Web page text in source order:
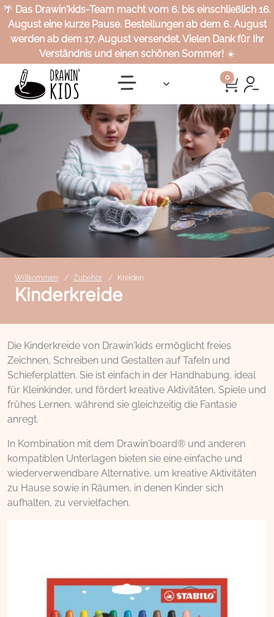
🌴 Das Drawin'kids-Team macht vom 6. bis einschließlich 16.
August eine kurze Pause. Bestellungen ab dem 6. August
werden ab dem 17. August versendet. Vielen Dank für Ihr
Verständnis und einen schönen Sommer!☀️
0
Willkommen Zubehör Kreiden
Kinderkreide
Die Kinderkreide von Drawin'kids ermöglicht freies
Zeichnen, Schreiben und Gestalten auf Tafeln und
Schieferplatten. Sie ist einfach in der Handhabung, ideal
für Kleinkinder, und fördert kreative Aktivitäten, Spiele und
frühes Lernen, während sie gleichzeitig die Fantasie
anregt.
In Kombination mit dem Drawin'board® und anderen
kompatiblen Unterlagen bieten sie eine einfache und
wiederverwendbare Alternative, um kreative Aktivitäten
zu Hause sowie in Räumen, in denen Kinder sich
aufhalten, zu vervielfachen.